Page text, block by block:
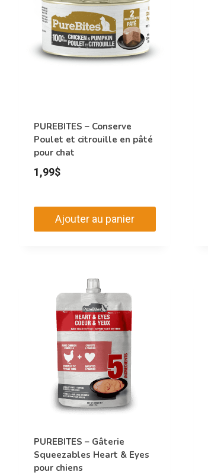
PUREBITES – Conserve
Poulet et citrouille en pâté
pour chat
1,99$
Ajouter au panier
PUREBITES – Gâterie
Squeezables Heart & Eyes
pour chiens